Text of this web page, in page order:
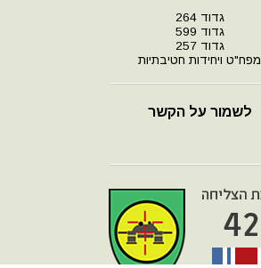
גדוד 264
גדוד 599
גדוד 257
מפח"ט ויחידות חטיבתיות
לשמור על הקשר